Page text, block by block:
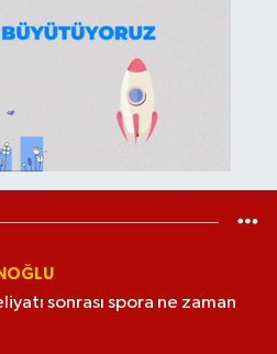
sonrası spora ne zaman